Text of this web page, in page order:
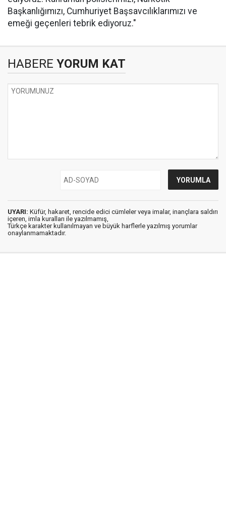
Başkanlığımızı, Cumhuriyet Başsavcılıklarımızı ve
emeği geçenleri tebrik ediyoruz."
HABERE YORUM KAT
UYARI: Küfür, hakaret, rencide edici cümleler veya imalar, inançlara saldırı
içeren, imla kuralları ile yazılmamış,
Türkçe karakter kullanılmayan ve büyük harflerle yazılmış yorumlar
onaylanmamaktadır.